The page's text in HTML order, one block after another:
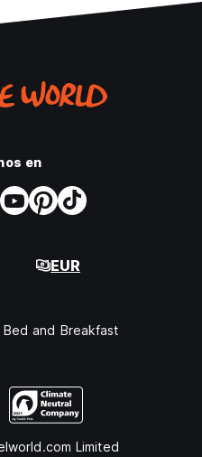
en
EUR
Bed and Breakfast
Limited